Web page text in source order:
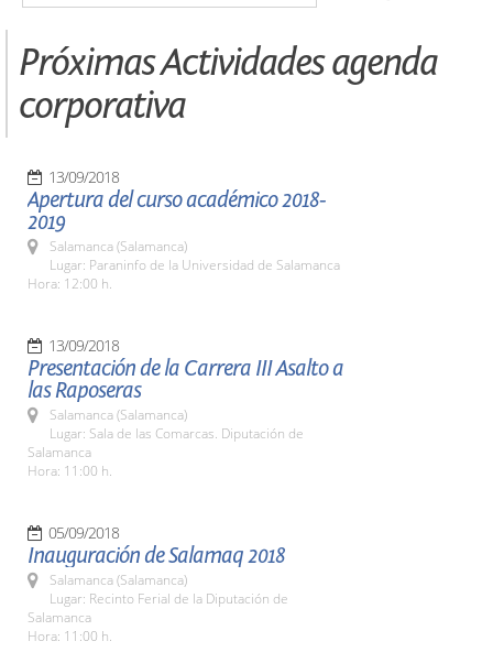
Próximas Actividades agenda
corporativa
13/09/2018
Apertura del curso académico 2018-
2019
Salamanca (Salamanca)
Lugar: Paraninfo de la Universidad de Salamanca
Hora: 12:00 h.
13/09/2018
Presentación de la Carrera III Asalto a
las Raposeras
Salamanca (Salamanca)
Lugar: Sala de las Comarcas. Diputación de
Salamanca
Hora: 11:00 h.
05/09/2018
Inauguración de Salamaq 2018
Salamanca (Salamanca)
Lugar: Recinto Ferial de la Diputación de
Salamanca
Hora: 11:00 h.